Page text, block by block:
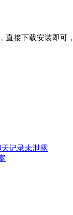
直接下载安装即可
记录未泄露